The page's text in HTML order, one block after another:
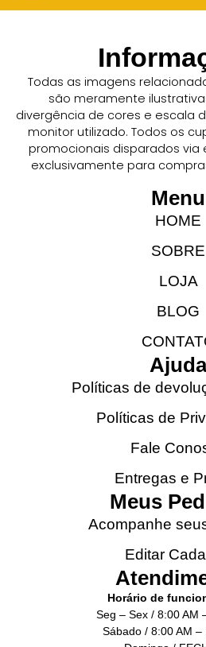
Todas as imagens
são meramente
divergência de cores e escala
monitor utilizado. Todos os
promocionais disparados via
exclusivamente para
Menu
HOME
SOBRE
LOJA
BLOG
Ajuda
Políticas de
Políticas de
Fale
Entregas e
Meus
Acompanhe
Editar
Horário de
Seg – Sex / 8:00 AM
Sábado / 8:00 AM –